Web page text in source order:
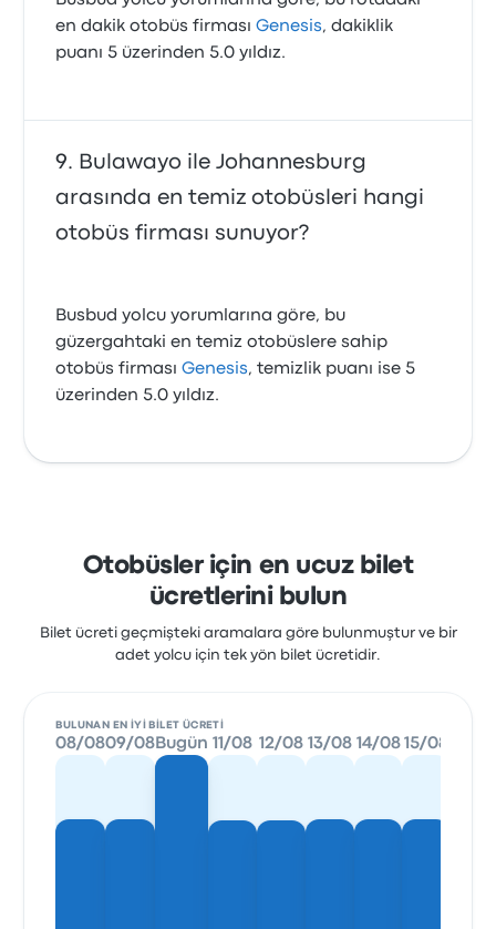
en dakik otobüs firmasıGenesis, dakiklik
puanı 5 üzerinden 5.0 yıldız.
Bulawayo ile Johannesburg
arasında en temiz otobüsleri hangi
otobüs firması sunuyor?
Busbud yolcu yorumlarına göre, bu
güzergahtaki en temiz otobüslere sahip
otobüs firmasıGenesis, temizlik puanı ise 5
üzerinden 5.0 yıldız.
Otobüsler için en ucuz bilet
ücretlerini bulun
Bilet ücreti geçmişteki aramalara göre bulunmuştur ve bir
adet yolcu için tek yön bilet ücretidir.
BULUNAN EN IYI BILET ÜCRETI
08/0809/08 Bugün 11/08 12/08 13/08 14/08 15/08